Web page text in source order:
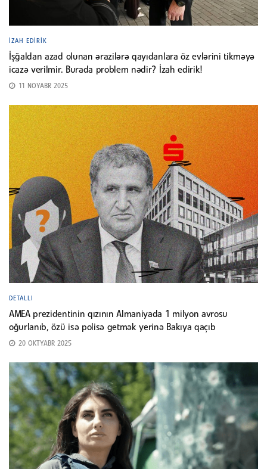
İZAH EDIRIK
İşğaldan azad olunan ərazilərə qayıdanlara öz evlərini tikməyə
icazə verilmir. Burada problem nədir? İzah edirik!
11 NOYABR 2025
DETALLI
AMEA prezidentinin qızının Almaniyada 1 milyon avrosu
oğurlanıb, özü isə polisə getmək yerinə Bakıya qaçıb
20 OKTYABR 2025